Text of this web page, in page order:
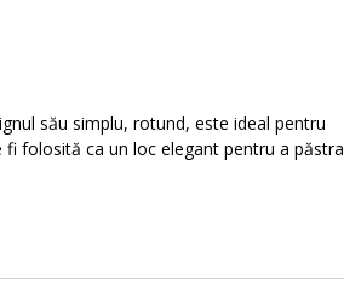
său simplu, rotund, este ideal pentru
folosită ca un loc elegant pentru a păstra